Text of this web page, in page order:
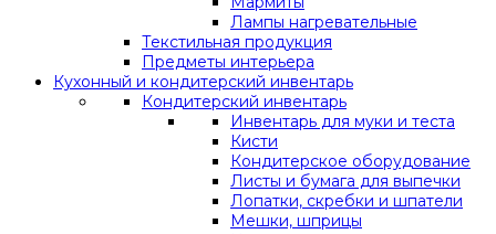
Лампы нагревательные
Текстильная продукция
Предметы интерьера
Кухонный и кондитерский инвентарь
Кондитерский инвентарь
Инвентарь для муки и теста
Кисти
Кондитерское оборудование
Листы и бумага для выпечки
Лопатки, скребки и шпатели
Мешки, шприцы